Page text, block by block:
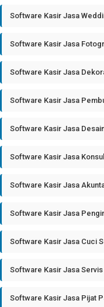
Software Kasir Jasa
Software Kasir Jasa
Software Kasir Jasa
Software Kasir Jasa
Software Kasir Jasa
Software Kasir Jasa
Software Kasir Jasa
Software Kasir Jasa
Software Kasir Jasa Cuci
Software Kasir Jasa
Software Kasir Jasa Pijat